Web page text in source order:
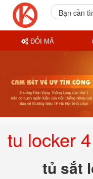
tu locker
tủ sắt
Bạn cần
ĐỔI MÃ